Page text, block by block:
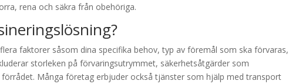
rena och säkra från obehöriga.
faktorer såsom dina specifika behov, typ av föremål som ska förvaras,
storleken på förvaringsutrymmet, säkerhetsåtgärder som
Många företag erbjuder också tjänster som hjälp med transport